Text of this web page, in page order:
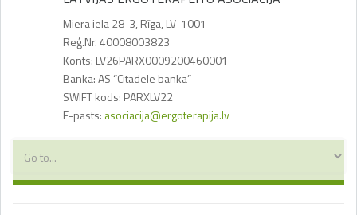
Miera iela 28-3, Rīga, LV-1001
Reģ.Nr. 40008003823
Konts: LV26PARX0009200460001
Banka: AS “Citadele banka”
SWIFT kods: PARXLV22
E-pasts: asociacija@ergoterapija.lv